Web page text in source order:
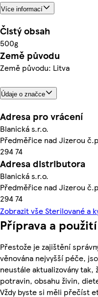
Více informací
Čistý obsah
500g
Země původu
Země původu: Litva
Údaje o značce
Adresa pro vrácení
Blanická s.r.o.
Předměřice nad Jizerou
294 74
Adresa distributora
Blanická s.r.o.
Předměřice nad Jizerou
294 74
Zobrazit vše Sterilované a
Příprava a použití
Přestože je zajištění
věnována nejvyšší péče,
neustále aktualizovány tak,
potravin, obsahu živin,
Vždy byste si měli přečíst